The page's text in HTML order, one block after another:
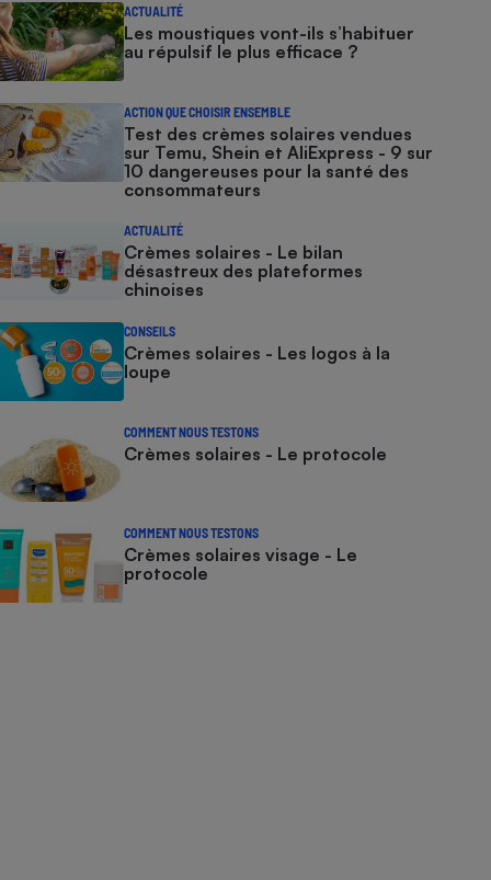
ACTUALITÉ
Les moustiques vont-ils s’habituer
au répulsif le plus efficace ?
ACTION QUE CHOISIR ENSEMBLE
Test des crèmes solaires vendues
sur Temu, Shein et AliExpress - 9 sur
10 dangereuses pour la santé des
consommateurs
ACTUALITÉ
Crèmes solaires - Le bilan
désastreux des plateformes
chinoises
CONSEILS
Crèmes solaires - Les logos à la
loupe
COMMENT NOUS TESTONS
Crèmes solaires - Le protocole
COMMENT NOUS TESTONS
Crèmes solaires visage - Le
protocole